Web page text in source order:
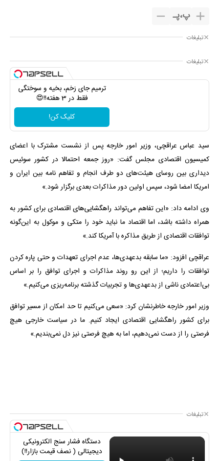
پ،پـ
تبلیغات
تبلیغات
ترمیم جای زخم، بخیه و سوختگی
فقط در 3 هفته!!😍
کلیک کن!
سید عباس عراقچی، وزیر امور خارجه پس از نشست مشترک با اعضای
کمیسیون اقتصادی مجلس گفت: «روز جمعه احتمالا در کشور سوئیس
دیداری بین روسای هیئت‌های دو طرف انجام و تفاهم نامه بین ایران و
امریکا امضا شود، سپس اولین دور مذاکرات بعدی برگزار شود.»
وی ادامه داد: «این تفاهم می‌تواند راهگشایی‌های اقتصادی برای کشور به
همراه داشته باشد، اما اقتصاد ما نباید خود را متکی و موکول به این‌گونه
توافقات اقتصادی از طریق مذاکره با آمریکا کند.»
عراقچی افزود: «ما سابقه بدعهدی‌ها، عدم اجرای تعهدات و حتی پاره کردن
توافقات را داریم؛ از این رو روند مذاکرات و اجرای توافق را بر اساس
بی‌اعتمادی ناشی از بدعهدی‌ها و تجربیات گذشته برنامه‌ریزی می‌کنیم.»
وزیر امور خارجه خاطرنشان کرد: «سعی می‌کنیم تا حد امکان از مسیر توافق
برای کشور راهگشایی اقتصادی ایجاد کنیم. ما در سیاست خارجی هیچ
فرصتی را از دست نمی‌دهیم، اما به هیچ فرصتی نیز دل نمی‌بندیم.»
تبلیغات
دستگاه فشار سنج الکترونیکی
دیجیتالی ( نصف قیمت بازار!!)